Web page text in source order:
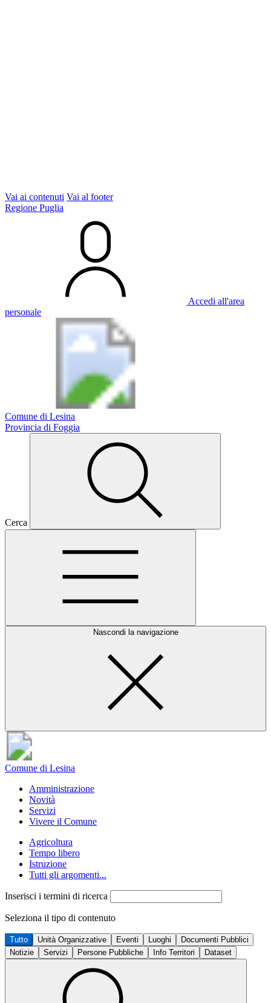
Vai ai contenuti Vai al footer
Regione Puglia
Accedi all'area
personale
Comune di Lesina
Provincia di Foggia
Cerca
Nascondi la navigazione
Comune di Lesina
Amministrazione
Novità
Servizi
Vivere il Comune
Agricoltura
Tempo libero
Istruzione
Tutti gli argomenti...
Inserisci i termini di ricerca
Seleziona il tipo di contenuto
Tutto Unità Organizzative Eventi Luoghi
Documenti Pubblici
Notizie
Servizi Persone Pubbliche Info Territori Dataset